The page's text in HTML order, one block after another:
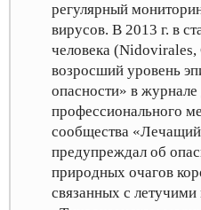
регулярный
вирусов. В 2013 г. в
человека
возросший уровень
опасности» в журнале
профессионального
сообщества
предупреждал об
природных очагов
связанных с